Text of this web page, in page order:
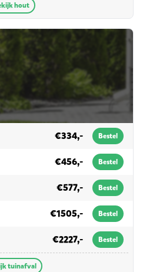
hout
€334,- Bestel
€456,- Bestel
€577,- Bestel
€1505,- Bestel
€2227,- Bestel
tuinafval